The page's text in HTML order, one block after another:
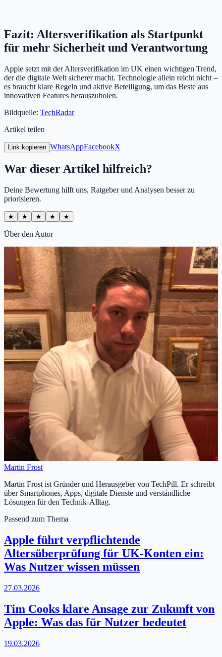
Fazit: Altersverifikation als Startpunkt
für mehr Sicherheit und Verantwortung
Apple setzt mit der Altersverifikation im UK einen wichtigen Trend,
der die digitale Welt sicherer macht. Technologie allein reicht nicht –
es braucht klare Regeln und aktive Beteiligung, um das Beste aus
innovativen Features herauszuholen.
Bildquelle: TechRadar
Artikel teilen
Link kopieren WhatsAppFacebookX
War dieser Artikel hilfreich?
Deine Bewertung hilft uns, Ratgeber und Analysen besser zu
priorisieren.
★ ★ ★ ★ ★
Über den Autor
Martin Frost
Martin Frost ist Gründer und Herausgeber von TechPill. Er schreibt
über Smartphones, Apps, digitale Dienste und verständliche
Lösungen für den Technik-Alltag.
Passend zum Thema
Apple führt verpflichtende
Altersüberprüfung für UK-Konten ein:
Was Nutzer wissen müssen
27.03.2026
Tim Cooks klare Ansage zur Zukunft von
Apple: Was das für Nutzer bedeutet
19.03.2026